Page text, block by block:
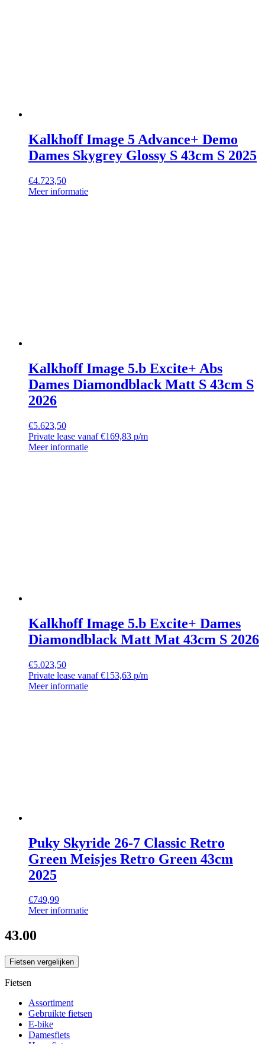
Kalkhoff Image 5 Advance+ Demo
Dames Skygrey Glossy S 43cm S 2025
€4.723,50
Meer informatie
Kalkhoff Image 5.b Excite+ Abs
Dames Diamondblack Matt S 43cm S
2026
€5.623,50
Private lease vanaf €169,83 p/m
Meer informatie
Kalkhoff Image 5.b Excite+ Dames
Diamondblack Matt Mat 43cm S 2026
€5.023,50
Private lease vanaf €153,63 p/m
Meer informatie
Puky Skyride 26-7 Classic Retro
Green Meisjes Retro Green 43cm
2025
€749,99
Meer informatie
43.00
Fietsen vergelijken
Fietsen
Assortiment
Gebruikte fietsen
E-bike
Damesfiets